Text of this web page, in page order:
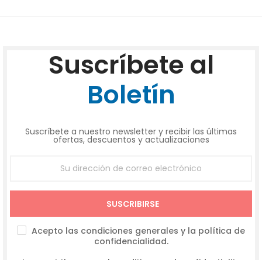
Suscríbete al
Boletín
Suscríbete a nuestro newsletter y recibir las últimas
ofertas, descuentos y actualizaciones
SUSCRIBIRSE
Acepto las condiciones generales y la política de
confidencialidad.